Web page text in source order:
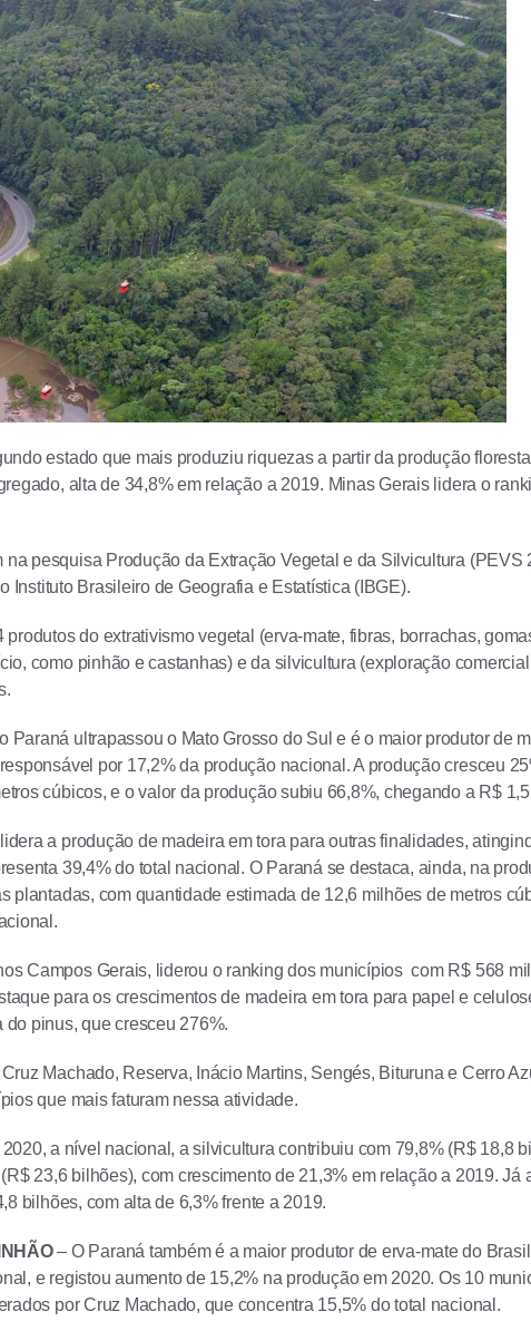
estado que mais produziu riquezas a partir da produção
alta de 34,8% em relação a 2019. Minas Gerais lidera o
na pesquisa Produção da Extração Vegetal e da Silvicultura (PEVS
Instituto Brasileiro de Geografia e Estatística (IBGE).
produtos do extrativismo vegetal (erva-mate, fibras, borrachas,
como pinhão e castanhas) e da silvicultura (exploração
Paraná ultrapassou o Mato Grosso do Sul e é o maior produtor de
por 17,2% da produção nacional. A produção cresceu
cúbicos, e o valor da produção subiu 66,8%, chegando a R$
a produção de madeira em tora para outras finalidades,
39,4% do total nacional. O Paraná se destaca, ainda, na
plantadas, com quantidade estimada de 12,6 milhões de metros
Campos Gerais, liderou o ranking dos municípios com R$ 568
para os crescimentos de madeira em tora para papel e
do pinus, que cresceu 276%.
Machado, Reserva, Inácio Martins, Sengés, Bituruna e Cerro
que mais faturam nessa atividade.
a nível nacional, a silvicultura contribuiu com 79,8% (R$ 18,8
23,6 bilhões), com crescimento de 21,3% em relação a 2019. Já
bilhões, com alta de 6,3% frente a 2019.
– O Paraná também é a maior produtor de erva-mate do
e registou aumento de 15,2% na produção em 2020. Os 10
por Cruz Machado, que concentra 15,5% do total nacional.